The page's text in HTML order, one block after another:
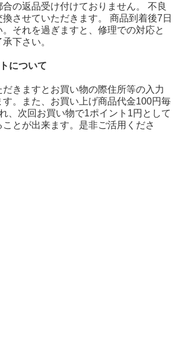
の返品受け付けておりません。 不良
させていただきます。 商品到着後7日
それを過ぎますと、修理での対応と
下さい。
について
きますとお買い物の際住所等の入力
す。また、お買い上げ商品代金100円毎
、次回お買い物で1ポイント1円として
とが出来ます。是非ご活用くださ